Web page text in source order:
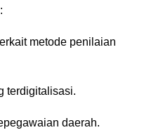
metode penilaian
terdigitalisasi.
daerah.